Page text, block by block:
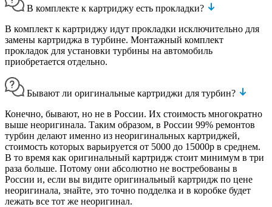
В комплекте к картриджу есть прокладки?
В комплект к картриджу идут прокладки исключительно для
замены картриджа в турбине. Монтажный комплект
прокладок для установки турбины на автомобиль
приобретается отдельно.
Бывают ли оригинальные картриджи для турбин?
Конечно, бывают, но не в России. Их стоимость многократно
выше неоригинала. Таким образом, в России 99% ремонтов
турбин делают именно из неоригинальных картриджей,
стоимость которых варьируется от 5000 до 15000р в среднем.
В то время как оригинальный картридж стоит минимум в три
раза больше. Потому они абсолютно не востребованы в
России и, если вы видите оригинальный картридж по цене
неоригинала, знайте, это точно подделка и в коробке будет
лежать все тот же неоригинал.